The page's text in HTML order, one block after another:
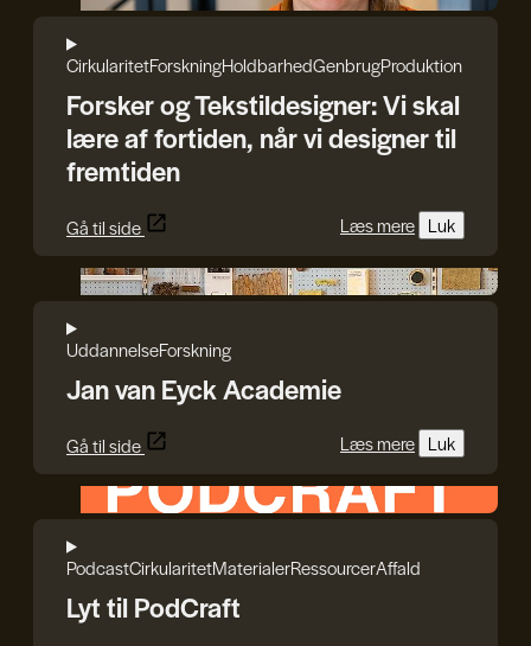
CirkularitetForskningHoldbarhedGenbrugProduktion
Forsker og Tekstildesigner: Vi skal
lære af fortiden, når vi designer til
fremtiden
Gå til side Læs mere Luk
Jan van Eyck Academie
UddannelseForskning
Jan van Eyck Academie
Gå til side Læs mere Luk
HEPHAESTUS
PodcastCirkularitetMaterialerRessourcerAffald
Lyt til PodCraft